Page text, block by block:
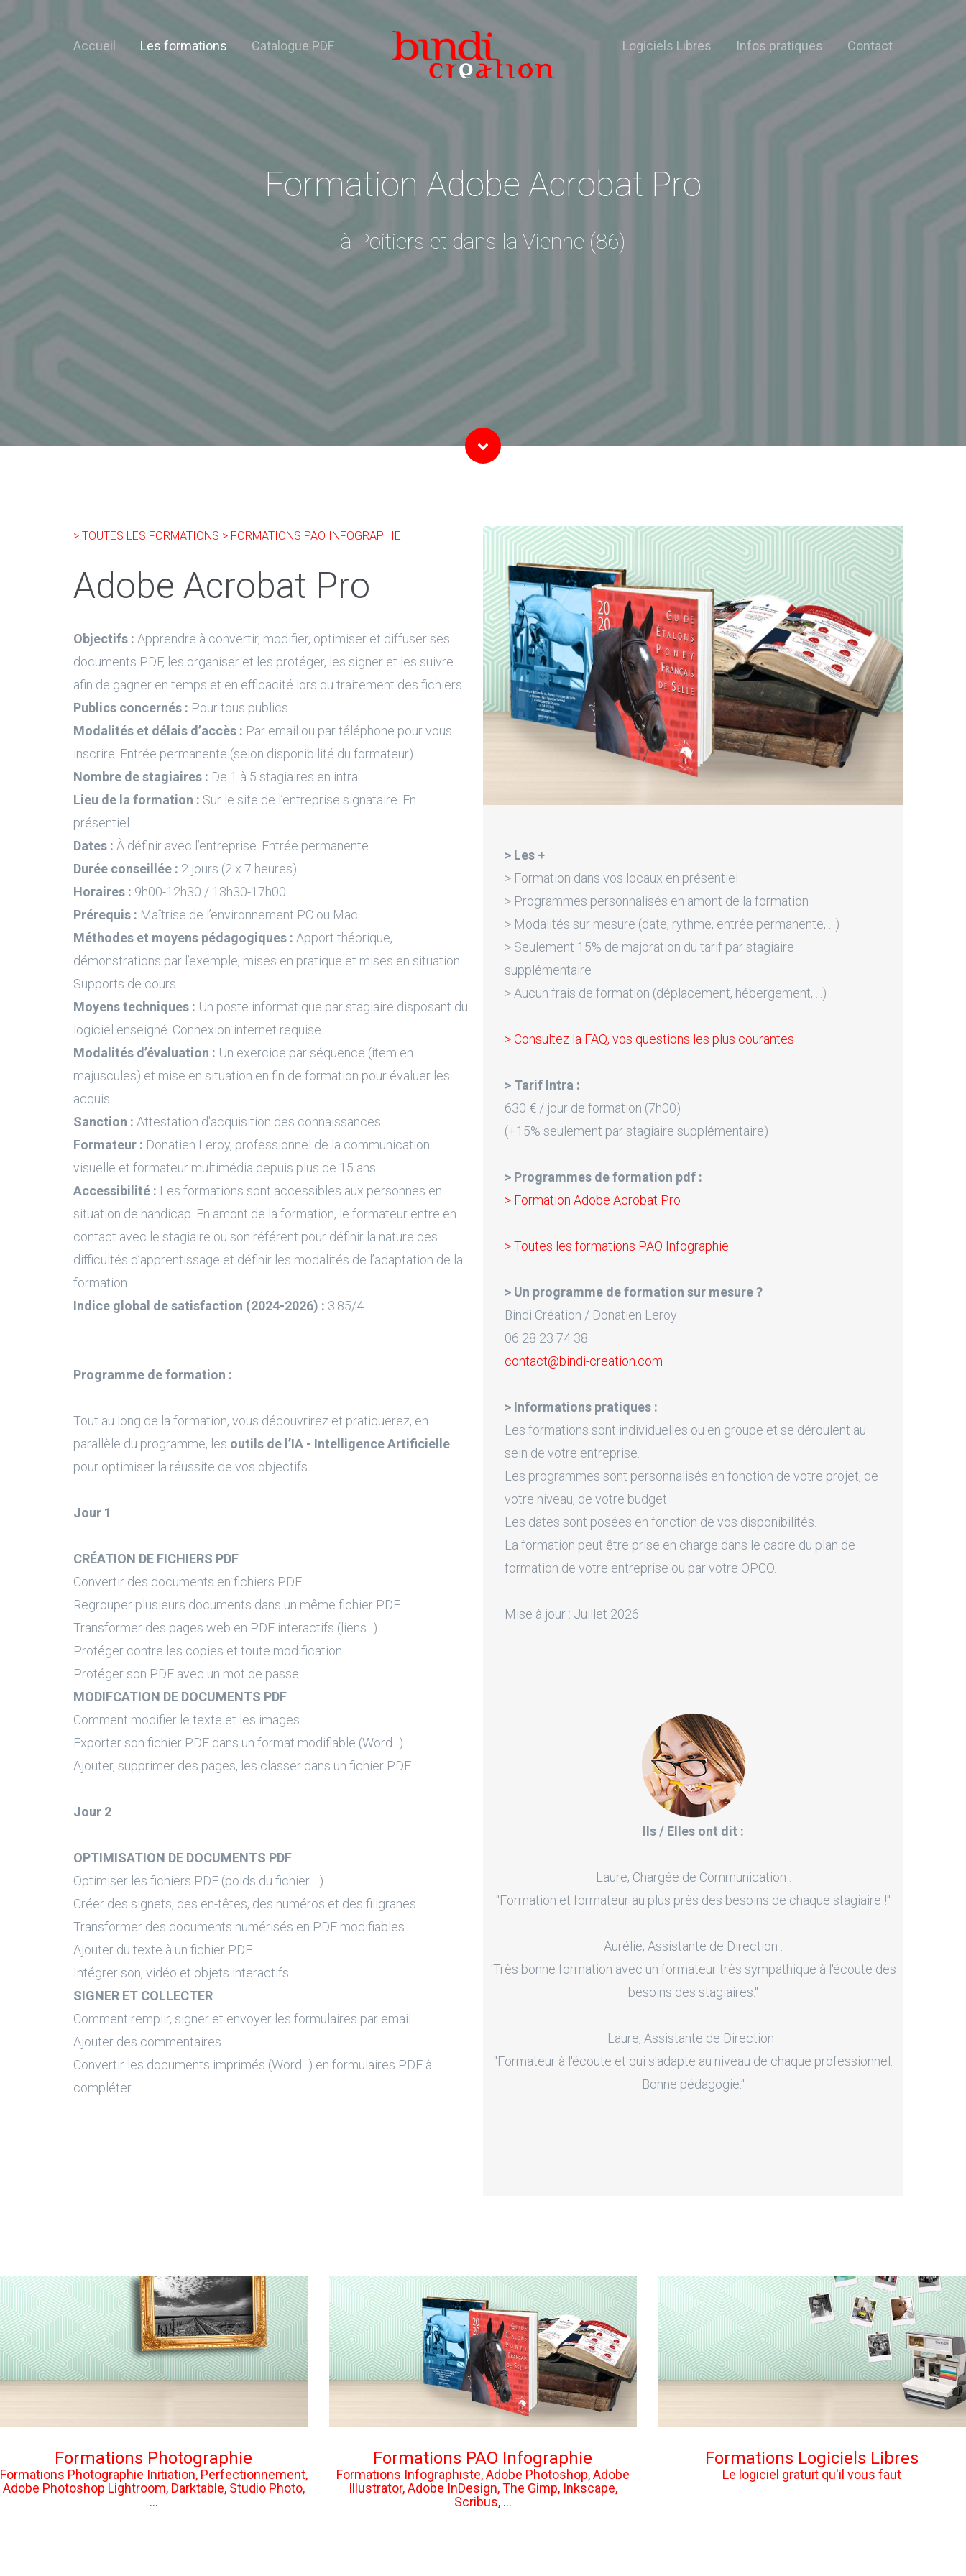
Accueil Les formations Catalogue PDF Logiciels Libres Infos pratiques Contact
Formation Adobe Acrobat Pro
à Poitiers et dans la Vienne (86)
> TOUTES LES FORMATIONS > FORMATIONS PAO INFOGRAPHIE
Adobe Acrobat Pro
Objectifs : Apprendre à convertir, modifier, optimiser et diffuser ses
documents PDF, les organiser et les protéger, les signer et les suivre
afin de gagner en temps et en efficacité lors du traitement des fichiers.
Publics concernés : Pour tous publics.
Modalités et délais d’accès : Par email ou par téléphone pour vous
inscrire. Entrée permanente (selon disponibilité du formateur).
Nombre de stagiaires : De 1 à 5 stagiaires en intra.
Lieu de la formation : Sur le site de l’entreprise signataire. En
présentiel.
Dates : À définir avec l’entreprise. Entrée permanente.
Durée conseillée : 2 jours (2 x 7 heures)
Horaires : 9h00-12h30 / 13h30-17h00
Prérequis : Maîtrise de l’environnement PC ou Mac.
Méthodes et moyens pédagogiques : Apport théorique,
démonstrations par l’exemple, mises en pratique et mises en situation.
Supports de cours.
Moyens techniques : Un poste informatique par stagiaire disposant du
logiciel enseigné. Connexion internet requise.
Modalités d’évaluation : Un exercice par séquence (item en
majuscules) et mise en situation en fin de formation pour évaluer les
acquis.
Sanction : Attestation d'acquisition des connaissances.
Formateur : Donatien Leroy, professionnel de la communication
visuelle et formateur multimédia depuis plus de 15 ans.
Accessibilité : Les formations sont accessibles aux personnes en
situation de handicap. En amont de la formation, le formateur entre en
contact avec le stagiaire ou son référent pour définir la nature des
difficultés d’apprentissage et définir les modalités de l’adaptation de la
formation.
Indice global de satisfaction (2024-2026) : 3.85/4
Programme de formation :
Tout au long de la formation, vous découvrirez et pratiquerez, en
parallèle du programme, les outils de l’IA - Intelligence Artificielle
pour optimiser la réussite de vos objectifs.
Jour 1
CRÉATION DE FICHIERS PDF
Convertir des documents en fichiers PDF
Regrouper plusieurs documents dans un même fichier PDF
Transformer des pages web en PDF interactifs (liens...)
Protéger contre les copies et toute modification
Protéger son PDF avec un mot de passe
MODIFCATION DE DOCUMENTS PDF
Comment modifier le texte et les images
Exporter son fichier PDF dans un format modifiable (Word...)
Ajouter, supprimer des pages, les classer dans un fichier PDF
Jour 2
OPTIMISATION DE DOCUMENTS PDF
Optimiser les fichiers PDF (poids du fichier ...)
Créer des signets, des en-têtes, des numéros et des filigranes
Transformer des documents numérisés en PDF modifiables
Ajouter du texte à un fichier PDF
Intégrer son, vidéo et objets interactifs
SIGNER ET COLLECTER
Comment remplir, signer et envoyer les formulaires par email
Ajouter des commentaires
Convertir les documents imprimés (Word...) en formulaires PDF à
compléter
> Les +
> Formation dans vos locaux en présentiel
> Programmes personnalisés en amont de la formation
> Modalités sur mesure (date, rythme, entrée permanente, ...)
> Seulement 15% de majoration du tarif par stagiaire
supplémentaire
> Aucun frais de formation (déplacement, hébergement, ...)
> Consultez la FAQ, vos questions les plus courantes
> Tarif Intra :
630 € / jour de formation (7h00)
(+15% seulement par stagiaire supplémentaire)
> Programmes de formation pdf :
> Formation Adobe Acrobat Pro
> Toutes les formations PAO Infographie
> Un programme de formation sur mesure ?
Bindi Création / Donatien Leroy
06 28 23 74 38
contact@bindi-creation.com
> Informations pratiques :
Les formations sont individuelles ou en groupe et se déroulent au
sein de votre entreprise.
Les programmes sont personnalisés en fonction de votre projet, de
votre niveau, de votre budget.
Les dates sont posées en fonction de vos disponibilités.
La formation peut être prise en charge dans le cadre du plan de
formation de votre entreprise ou par votre OPCO.
Mise à jour : Juillet 2026
Ils / Elles ont dit :
Laure, Chargée de Communication :
"Formation et formateur au plus près des besoins de chaque stagiaire !"
Aurélie, Assistante de Direction :
'Très bonne formation avec un formateur très sympathique à l'écoute des
besoins des stagiaires."
Laure, Assistante de Direction :
"Formateur à l'écoute et qui s'adapte au niveau de chaque professionnel.
Bonne pédagogie."
Formations Photographie
Formations Photographie Initiation, Perfectionnement,
Adobe Photoshop Lightroom, Darktable, Studio Photo,
...
Formations PAO Infographie
Formations Infographiste, Adobe Photoshop, Adobe
Illustrator, Adobe InDesign, The Gimp, Inkscape,
Scribus, ...
Formations Logiciels Libres
Le logiciel gratuit qu'il vous faut